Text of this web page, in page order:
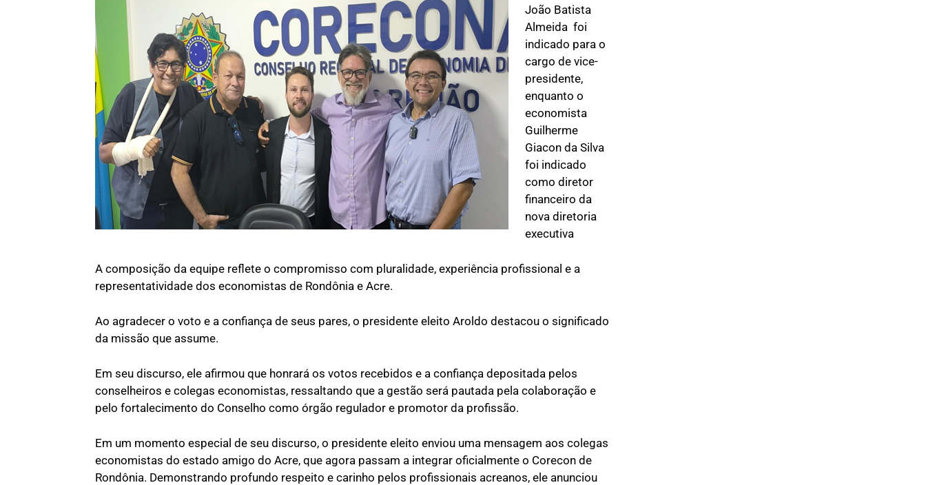
João Batista
Almeida foi
indicado para o
cargo de vice-
presidente,
enquanto o
economista
Guilherme
Giacon da Silva
foi indicado
como diretor
financeiro da
nova diretoria
executiva
A composição da equipe reflete o compromisso com pluralidade, experiência profissional e a
representatividade dos economistas de Rondônia e Acre.
Ao agradecer o voto e a confiança de seus pares, o presidente eleito Aroldo destacou o significado
da missão que assume.
Em seu discurso, ele afirmou que honrará os votos recebidos e a confiança depositada pelos
conselheiros e colegas economistas, ressaltando que a gestão será pautada pela colaboração e
pelo fortalecimento do Conselho como órgão regulador e promotor da profissão.
Em um momento especial de seu discurso, o presidente eleito enviou uma mensagem aos colegas
economistas do estado amigo do Acre, que agora passam a integrar oficialmente o Corecon de
Rondônia. Demonstrando profundo respeito e carinho pelos profissionais acreanos, ele anunciou